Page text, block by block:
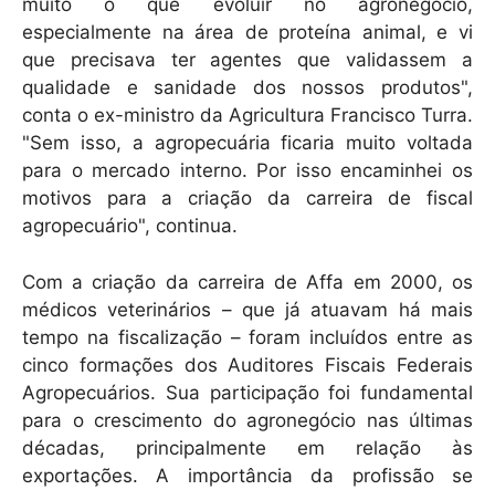
muito o que evoluir no agronegócio,
especialmente na área de proteína animal, e vi
que precisava ter agentes que validassem a
qualidade e sanidade dos nossos produtos",
conta o ex-ministro da Agricultura Francisco Turra.
"Sem isso, a agropecuária ficaria muito voltada
para o mercado interno. Por isso encaminhei os
motivos para a criação da carreira de fiscal
agropecuário", continua.
Com a criação da carreira de Affa em 2000, os
médicos veterinários – que já atuavam há mais
tempo na fiscalização – foram incluídos entre as
cinco formações dos Auditores Fiscais Federais
Agropecuários. Sua participação foi fundamental
para o crescimento do agronegócio nas últimas
décadas, principalmente em relação às
exportações. A importância da profissão se